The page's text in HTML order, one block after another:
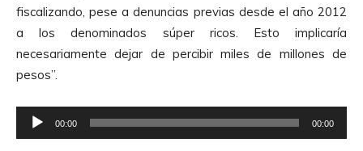
fiscalizando, pese a denuncias previas desde el año 2012
a los denominados súper ricos. Esto implicaría
necesariamente dejar de percibir miles de millones de
pesos”.
e
00:00 00:00